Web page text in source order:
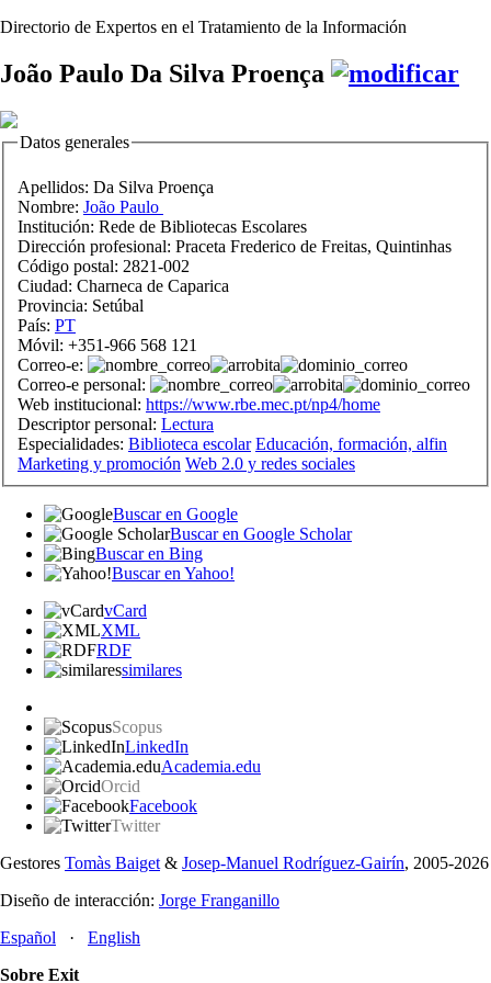
Directorio de Expertos en el Tratamiento de la Información
João Paulo Da Silva Proença
Datos generales
Apellidos: Da Silva Proença
Nombre: João Paulo
Institución: Rede de Bibliotecas Escolares
Dirección profesional: Praceta Frederico de Freitas, Quintinhas
Código postal: 2821-002
Ciudad: Charneca de Caparica
Provincia: Setúbal
País: PT
Móvil: +351-966 568 121
Correo-e:
Correo-e personal:
Web institucional: https://www.rbe.mec.pt/np4/home
Descriptor personal: Lectura
Especialidades: Biblioteca escolar Educación, formación, alfin
Marketing y promoción Web 2.0 y redes sociales
Buscar en Google
Buscar en Google Scholar
Buscar en Bing
Buscar en Yahoo!
vCard
XML
RDF
similares
Scopus
LinkedIn
Academia.edu
Orcid
Facebook
Twitter
Gestores Tomàs Baiget& Josep-Manuel Rodríguez-Gairín, 2005-2026
Diseño de interacción: Jorge Franganillo
Español · English
Sobre Exit